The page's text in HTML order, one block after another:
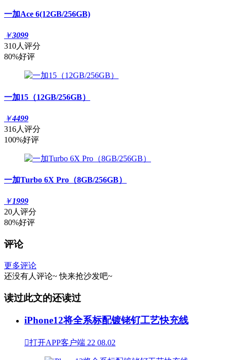
一加Ace 6(12GB/256GB)
￥3099
310人评分
80%好评
一加15（12GB/256GB）
￥4499
316人评分
100%好评
一加Turbo 6X Pro（8GB/256GB）
￥1999
20人评分
80%好评
评论
更多评论
还没有人评论~ 快来抢沙发吧~
读过此文的还读过
iPhone12将全系标配镀铑钌工艺快充线
打开APP客户端 22 08.02